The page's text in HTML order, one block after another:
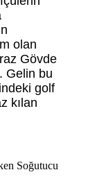
olan
Gövde
Gelin bu
golf
kılan